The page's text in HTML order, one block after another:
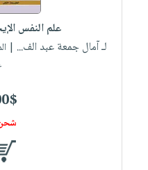
علم النفس
لـ آمال جمعة عبد الف... |